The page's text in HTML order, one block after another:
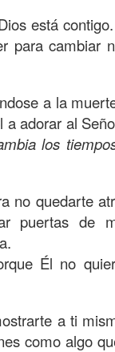
está
para cambiar
a la
adorar al
los
no quedarte
puertas de
Él no
a ti
como algo
en los
es una
el corazón
revive el
unidos en
Dios y de amar